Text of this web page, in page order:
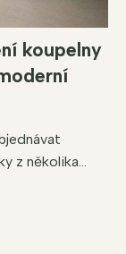
koupelny
z několika...